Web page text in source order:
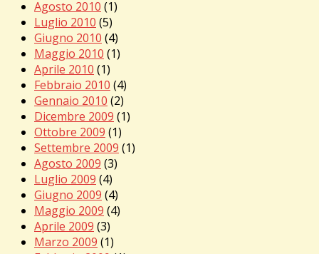
Agosto 2010 (1)
Luglio 2010 (5)
Giugno 2010 (4)
Maggio 2010 (1)
Aprile 2010 (1)
Febbraio 2010 (4)
Gennaio 2010 (2)
Dicembre 2009 (1)
Ottobre 2009 (1)
Settembre 2009 (1)
Agosto 2009 (3)
Luglio 2009 (4)
Giugno 2009 (4)
Maggio 2009 (4)
Aprile 2009 (3)
Marzo 2009 (1)